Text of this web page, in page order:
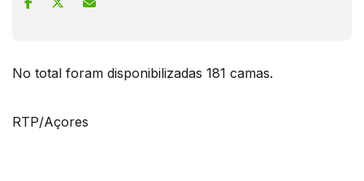
No total foram disponibilizadas 181 camas.
RTP/Açores